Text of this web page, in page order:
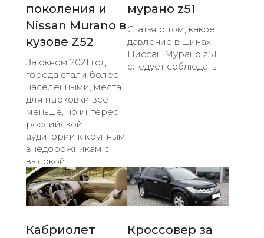
поколения и
Nissan Murano в
кузове Z52
За окном 2021 год:
города стали более
населенными, места
для парковки все
меньше, но интерес
российской
аудитории к крупным
внедорожникам с
высокой
мурано z51
Статья о том, какое
давление в шинах
Ниссан Мурано z51
следует соблюдать
Кабриолет
Кроссовер за